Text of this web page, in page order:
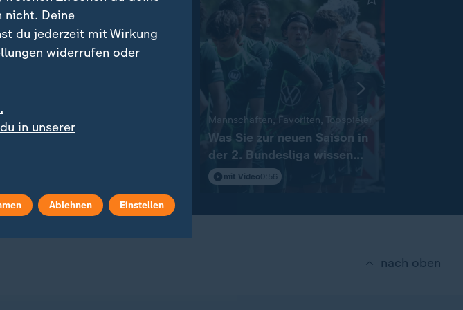
Trotz Niederlage vor Gericht
Trump schränkt
Mannschaften, Favoriten, Topspieler
Was Sie zur neuen Saison in
der 2. Bundesliga wissen
müssen
mit Video0:56
nach oben
nicht. Deine
du jederzeit mit Wirkung
widerrufen oder
in unserer
Ablehnen Einstellen